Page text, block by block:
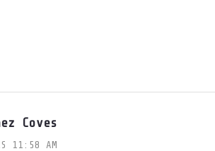
Coves
11:58 AM